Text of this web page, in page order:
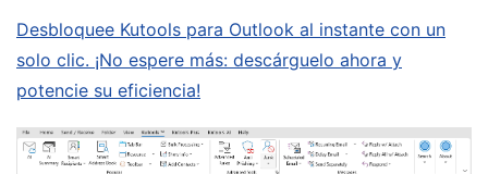
Desbloquee Kutools para Outlook al instante con un
solo clic. ¡No espere más: descárguelo ahora y
potencie su eficiencia!